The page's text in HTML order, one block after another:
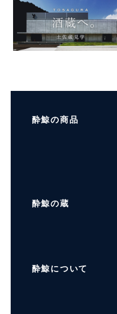
酔鯨の商品
酔鯨の蔵
酔鯨について